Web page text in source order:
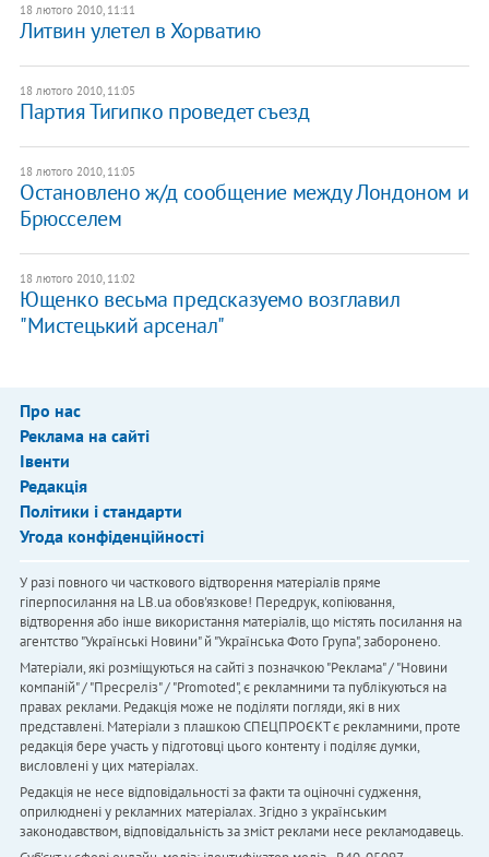
18 лютого 2010, 11:11
Литвин улетел в Хорватию
18 лютого 2010, 11:05
Партия Тигипко проведет съезд
18 лютого 2010, 11:05
Остановлено ж/д сообщение между Лондоном и
Брюсселем
18 лютого 2010, 11:02
Ющенко весьма предсказуемо возглавил
"Мистецький арсенал"
Про нас
Реклама на сайті
Івенти
Редакція
Політики і стандарти
Угода конфіденційності
У разі повного чи часткового відтворення матеріалів пряме
гіперпосилання на LB.ua обов'язкове! Передрук, копіювання,
відтворення або інше використання матеріалів, що містять посилання на
агентство "Українськi Новини" й "Українська Фото Група", заборонено.
Матеріали, які розміщуються на сайті з позначкою "Реклама" / "Новини
компаній" / "Пресреліз" / "Promoted", є рекламними та публікуються на
правах реклами. Редакція може не поділяти погляди, які в них
представлені. Матеріали з плашкою СПЕЦПРОЄКТ є рекламними, проте
редакція бере участь у підготовці цього контенту і поділяє думки,
висловлені у цих матеріалах.
Редакція не несе відповідальності за факти та оціночні судження,
оприлюднені у рекламних матеріалах. Згідно з українським
законодавством, відповідальність за зміст реклами несе рекламодавець.